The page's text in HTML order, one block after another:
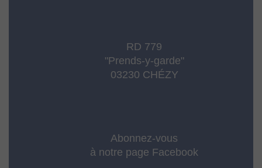
RD 779
"Prends-y-garde"
03230 CHÉZY
Abonnez-vous
à notre page Facebook